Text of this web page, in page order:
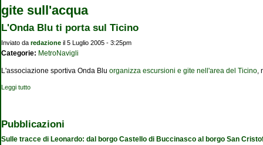
gite sull'acqua
L'Onda Blu ti porta sul Ticino
Inviato da redazione il 5 Luglio 2005 - 3:25pm
Categorie: MetroNavigli
L'associazione sportiva Onda Blu organizza escursioni e gite nell'area del Ticino,
Leggi tutto
Pubblicazioni
Sulle tracce di Leonardo: dal borgo Castello di Buccinasco al borgo San